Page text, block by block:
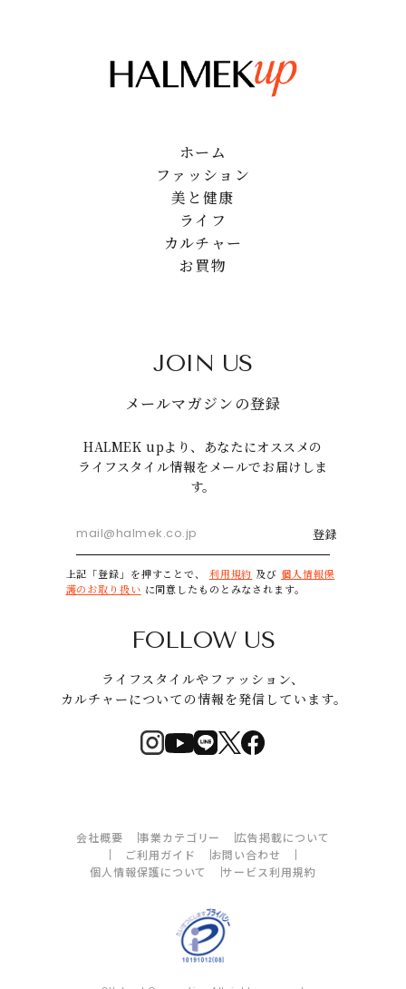
ホーム
ファッション
美と健康
ライフ
カルチャー
お買物
JOIN US
メールマガジンの登録
HALMEK upより、あなたにオススメの
ライフスタイル情報をメールでお届けしま
す。
登録
上記「登録」を押すことで、 利用規約 及び 個人情報保
護のお取り扱い に同意したものとみなされます。
FOLLOW US
ライフスタイルやファッション、
カルチャーについての情報を発信しています。
会社概要 事業カテゴリー
広告掲載について
ご利用ガイド
お問い合わせ
個人情報保護について
サービス利用規約